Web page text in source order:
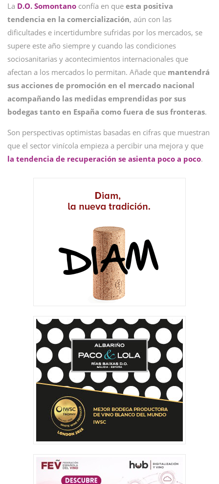
La D.O. Somontano confía en que esta positiva
tendencia en la comercialización, aún con las
dificultades e incertidumbre sufridas por los mercados, se
supere este año siempre y cuando las condiciones
sociosanitarias y acontecimientos internacionales que
afectan a los mercados lo permitan. Añade que mantendrá
sus acciones de promoción en el mercado nacional
acompañando las medidas emprendidas por sus
bodegas tanto en España como fuera de sus fronteras.
Son perspectivas optimistas basadas en cifras que muestran
que el sector vinícola empieza a percibir una mejora y que
la tendencia de recuperación se asienta poco a poco.